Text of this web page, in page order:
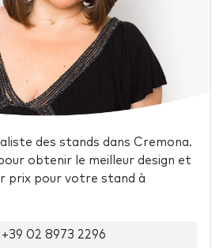
des stands dans Cremona.
obtenir le meilleur design et
prix pour votre stand à
+39 02 8973 2296